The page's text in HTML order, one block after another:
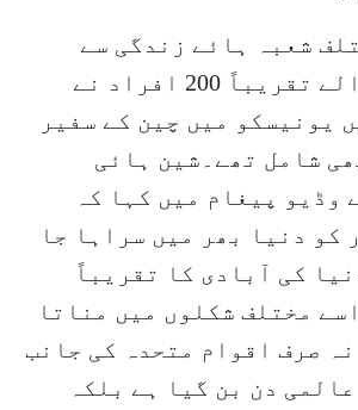
شعبہ ہائے زندگی سے
تعلق رکھنے والے تقریباً 200 افراد نے
یونیسکو میں چین کے سفیر
شامل تھے۔شین ہائی
وڈیو پیغام میں کہا کہ
کو دنیا بھر میں سراہا جا
کی آبادی کا تقریباً
مختلف شکلوں میں مناتا
صرف اقوام متحدہ کی جانب
دن بن گیا ہے بلکہ